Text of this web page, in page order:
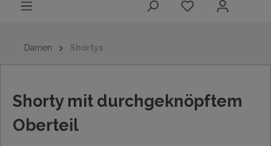
Damen Shortys
Shorty mit durchgeknöpftem
Oberteil